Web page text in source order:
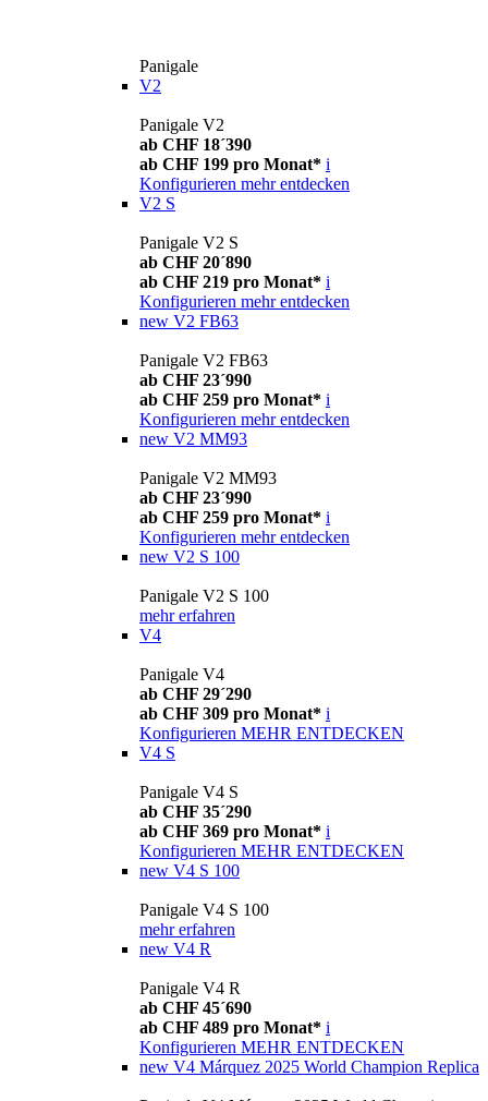
Panigale
V2
Panigale V2
ab CHF 18´390
ab CHF 199 pro Monat* i
Konfigurieren mehr entdecken
V2 S
Panigale V2 S
ab CHF 20´890
ab CHF 219 pro Monat* i
Konfigurieren mehr entdecken
new V2 FB63
Panigale V2 FB63
ab CHF 23´990
ab CHF 259 pro Monat* i
Konfigurieren mehr entdecken
new V2 MM93
Panigale V2 MM93
ab CHF 23´990
ab CHF 259 pro Monat* i
Konfigurieren mehr entdecken
new V2 S 100
Panigale V2 S 100
mehr erfahren
V4
Panigale V4
ab CHF 29´290
ab CHF 309 pro Monat* i
Konfigurieren MEHR ENTDECKEN
V4 S
Panigale V4 S
ab CHF 35´290
ab CHF 369 pro Monat* i
Konfigurieren MEHR ENTDECKEN
new V4 S 100
Panigale V4 S 100
mehr erfahren
new V4 R
Panigale V4 R
ab CHF 45´690
ab CHF 489 pro Monat* i
Konfigurieren MEHR ENTDECKEN
new V4 Márquez 2025 World Champion Replica